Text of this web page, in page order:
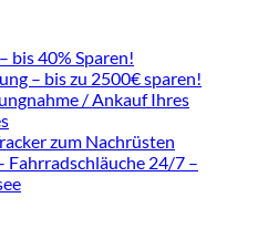
bis 40% Sparen!
– bis zu 2500€ sparen!
/ Ankauf Ihres
zum Nachrüsten
Fahrradschläuche 24/7 –